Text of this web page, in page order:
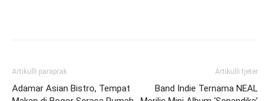
Artikulli paraprak
Adamar Asian Bistro, Tempat
Artikulli tjetër
Band Indie Ternama NEAL